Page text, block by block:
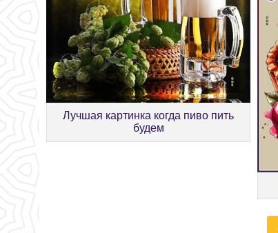
Лучшая картинка когда пиво пить
будем